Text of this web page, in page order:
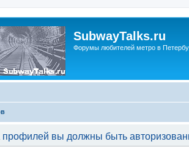
SubwayTalks.ru
Форумы любителей метро в
профилей вы должны быть